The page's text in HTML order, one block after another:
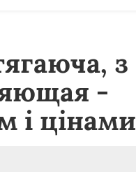
з
-
і цінами